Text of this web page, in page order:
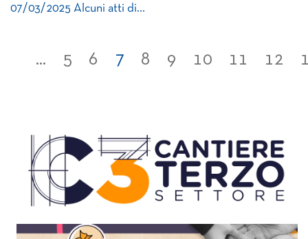
07/03/2025 Alcuni atti di…
... 5 6 7 8 9 10 11 12